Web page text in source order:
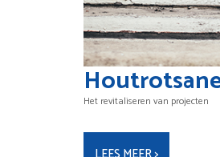
Het revitaliseren van projecten